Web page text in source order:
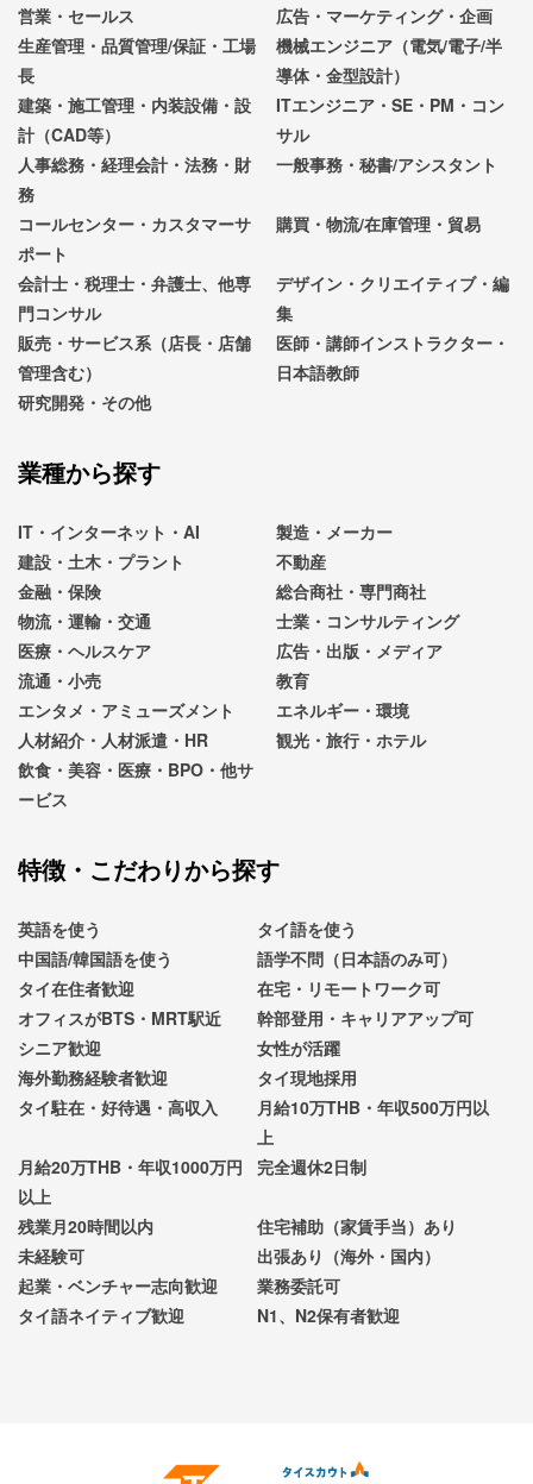
営業・セールス
広告・マーケティング・企画
生産管理・品質管理/保証・工場
長
機械エンジニア（電気/電子/半
導体・金型設計）
建築・施工管理・内装設備・設
計（CAD等）
ITエンジニア・SE・PM・コン
サル
人事総務・経理会計・法務・財
務
一般事務・秘書/アシスタント
コールセンター・カスタマーサ
ポート
購買・物流/在庫管理・貿易
会計士・税理士・弁護士、他専
門コンサル
デザイン・クリエイティブ・編
集
販売・サービス系（店長・店舗
管理含む）
医師・講師インストラクター・
日本語教師
研究開発・その他
業種から探す
IT・インターネット・AI
製造・メーカー
建設・土木・プラント
不動産
金融・保険
総合商社・専門商社
物流・運輸・交通
士業・コンサルティング
医療・ヘルスケア
広告・出版・メディア
流通・小売
教育
エンタメ・アミューズメント
エネルギー・環境
人材紹介・人材派遣・HR
観光・旅行・ホテル
飲食・美容・医療・BPO・他サ
ービス
特徴・こだわりから探す
英語を使う
タイ語を使う
中国語/韓国語を使う
語学不問（日本語のみ可）
タイ在住者歓迎
在宅・リモートワーク可
オフィスがBTS・MRT駅近
幹部登用・キャリアアップ可
シニア歓迎
女性が活躍
海外勤務経験者歓迎
タイ現地採用
タイ駐在・好待遇・高収入
月給10万THB・年収500万円以
上
月給20万THB・年収1000万円
以上
完全週休2日制
残業月20時間以内
住宅補助（家賃手当）あり
未経験可
出張あり（海外・国内）
起業・ベンチャー志向歓迎
業務委託可
タイ語ネイティブ歓迎
N1、N2保有者歓迎